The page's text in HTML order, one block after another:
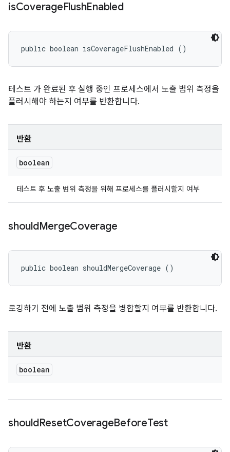
isCoverageFlushEnabled
public boolean isCoverageFlushEnabled ()
테스트 가 완료된 후 실행 중인 프로세스에서 노출 범위 측정을
플러시해야 하는지 여부를 반환합니다.
반환
boolean
테스트 후 노출 범위 측정을 위해 프로세스를 플러시할지 여부
shouldMergeCoverage
public boolean shouldMergeCoverage ()
로깅하기 전에 노출 범위 측정을 병합할지 여부를 반환합니다.
반환
boolean
shouldResetCoverageBeforeTest